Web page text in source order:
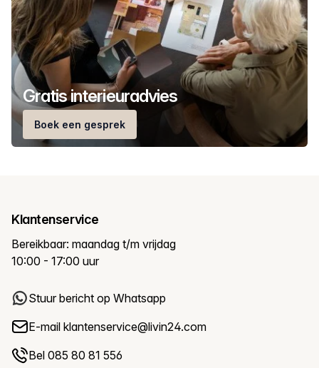
Gratis interieuradvies
Boek een gesprek
Klantenservice
Bereikbaar: maandag t/m vrijdag
10:00 - 17:00 uur
Stuur bericht op Whatsapp
E-mail klantenservice@livin24.com
Bel 085 80 81 556